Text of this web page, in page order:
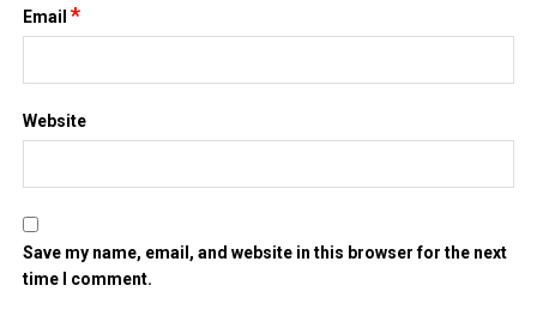
Email*
Website
Save my name, email, and website in this browser for the next
time I comment.